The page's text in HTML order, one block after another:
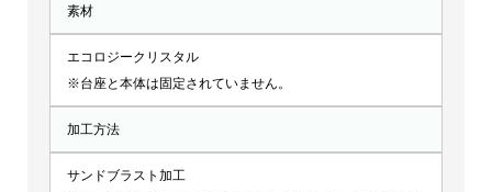
素材
エコロジークリスタル
※台座と本体は固定されていません。
加工方法
サンドブラスト加工